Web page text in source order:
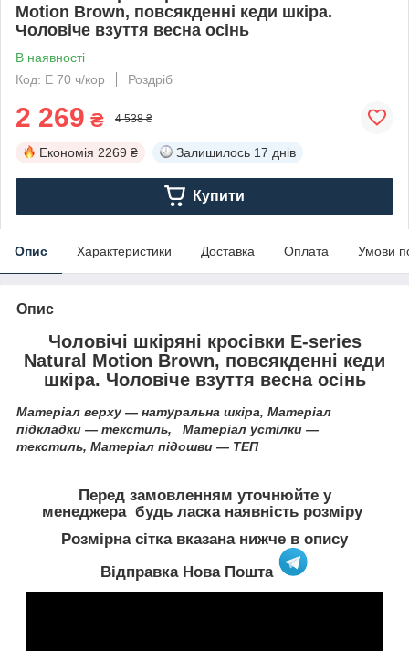
Motion Brown, повсякденні кеди шкіра.
Чоловіче взуття весна осінь
В наявності
Код: E 70 ч/кор
Роздріб
2 269 ₴ 4 538 ₴
Економія 2269 ₴ Залишилось 17 днів
Купити
Опис Характеристики Доставка Оплата Умови
Опис
Чоловічі шкіряні кросівки Е-series
Natural Motion Brown, повсякденні кеди
шкіра. Чоловіче взуття весна осінь
Матеріал верху — натуральна шкіра, Матеріал
підкладки ― текстиль, Матеріал устілки —
текстиль, Матеріал підошви ― ТЕП
Перед замовленням уточнюйте у
менеджера будь ласка наявність розміру
Розмірна сітка вказана нижче в опису
Відправка Нова Пошта